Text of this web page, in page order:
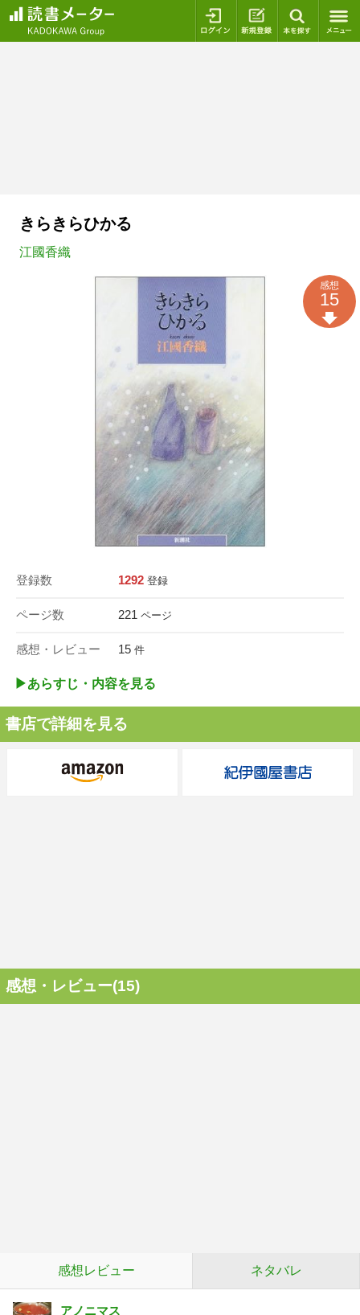
ログイン 新規登録
きらきらひかる
江國香織
登録数 1292 登録
ページ数 221 ページ
感想・レビュー 15 件
感想
15
▶︎あらすじ・内容を見る
書店で詳細を見る
感想・レビュー(15)
感想レビュー ネタバレ
アノニマス